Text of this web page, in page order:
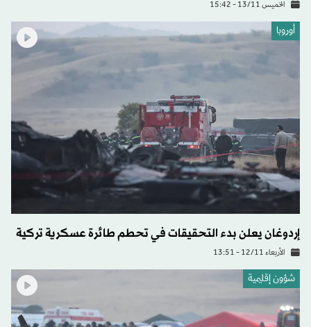
الخميس 13/11 - 15:42
أوروبا
إردوغان يعلن بدء التحقيقات في تحطم طائرة عسكرية تركية
الأربعاء 12/11 - 13:51
شؤون إقليمية